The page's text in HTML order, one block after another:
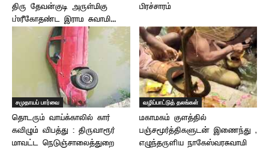
திரு தேவன்குடி அருள்மிகு
ஶ்ரீகோதண்ட இராம சுவாமி...
பிரச்சாரம்
சமுதாயப் பார்வை
தொடரும் வாய்க்காலில் கார்
கவிழும் விபத்து : திருவாரூர்
மாவட்ட நெடுஞ்சாலைத்துறை
வழிப்பாட்டுத் தலங்கள்
மகாமகம் குளத்தில்
பஞ்சமூர்த்திகளுடன் இணைந்து ,
எழுந்தருளிய நாகேஸ்வரசுவாமி